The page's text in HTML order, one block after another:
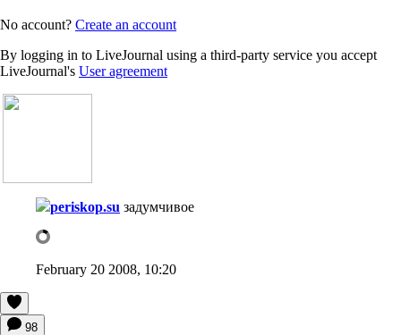
No account? Create an account
By logging in to LiveJournal using a third-party service you accept
LiveJournal's User agreement
periskop.su задумчивое
February 20 2008, 10:20
98